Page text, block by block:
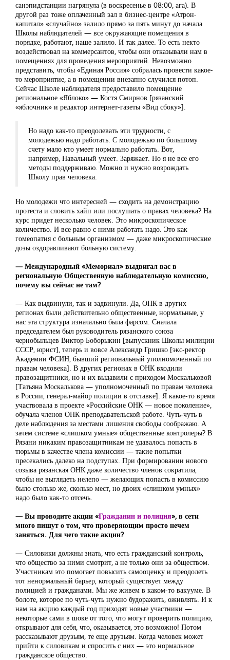
санэпидстанции нагрянула (в воскресенье в 08:00, ага). В
другой раз тоже оплаченный зал в бизнес-центре «Атрон-
капитал» «случайно» залило прямо за пять минут до начала
Школы наблюдателей — все окружающие помещения в
порядке, работают, наше залило. И так далее. То есть некто
воздействовал на коммерсантов, чтобы они отказывали нам в
помещениях для проведения мероприятий. Невозможно
представить, чтобы «Единая Россия» собралась провести какое-
то мероприятие, а в помещении внезапно случился потоп.
Сейчас Школе наблюдателя предоставило помещение
региональное «Яблоко» — Костя Смирнов [рязанский
«яблочник» и редактор интернет-газеты «Вид сбоку»].
Но надо как-то преодолевать эти трудности, с
молодежью надо работать. С молодежью по большому
счету мало кто умеет нормально работать. Вот,
например, Навальный умеет. Заряжает. Но я не все его
методы поддерживаю. Можно и нужно возрождать
Школу прав человека.
Но молодежи что интересней — сходить на демонстрацию
протеста и словить хайп или послушать о правах человека? На
курс придет несколько человек. Это микроскопическое
количество. И все равно с ними работать надо. Это как
гомеопатия с больным организмом — даже микроскопические
дозы оздоравливают больную систему.
— Международный «Мемориал» выдвигал вас в
региональную Общественную наблюдательную комиссию,
почему вы сейчас не там?
— Как выдвинули, так и задвинули. Да, ОНК в других
регионах были действительно общественные, нормальные, у
нас эта структура изначально была фарсом. Сначала
председателем был руководитель рязанского союза
чернобыльцев Виктор Боборыкин [выпускник Школы милиции
СССР, юрист], теперь и вовсе Александр Гришко [экс-ректор
Академии ФСИН, бывший региональный уполномоченный по
правам человека]. В других регионах в ОНК входили
правозащитники, но и их выдавили с приходом Москальковой
[Татьяна Москалькова — уполномоченный по правам человека
в России, генерал-майор полиции в отставке]. Я какое-то время
участвовала в проекте «Российские ОНК — новое поколение»,
обучала членов ОНК преподавательской работе. Чуть-чуть в
деле наблюдения за местами лишения свободы соображаю. А
зачем системе «слишком умные» общественные контролеры? В
Рязани никаким правозащитникам не удавалось попасть в
тюрьмы в качестве члена комиссии — такие попытки
пресекались далеко на подступах. При формировании нового
созыва рязанская ОНК даже количество членов сократила,
чтобы не выглядеть нелепо — желающих попасть в комиссию
было столько же, сколько мест, но двоих «слишком умных»
надо было как-то отсечь.
— Вы проводите акции «Гражданин и полиция», в сети
много пишут о том, что проверяющим просто нечем
заняться. Для чего такие акции?
— Силовики должны знать, что есть гражданский контроль,
что общество за ними смотрит, а не только они за обществом.
Участникам это помогает повысить самооценку и преодолеть
тот ненормальный барьер, который существует между
полицией и гражданами. Мы же живем в каком-то вакууме. В
болоте, которое по чуть-чуть нужно будоражить, оживлять. И к
нам на акцию каждый год приходят новые участники —
некоторые сами в шоке от того, что могут проверить полицию,
открывают для себя, что, оказывается, это возможно! Потом
рассказывают друзьям, те еще друзьям. Когда человек может
прийти к силовикам и спросить с них — это нормальное
гражданское общество.